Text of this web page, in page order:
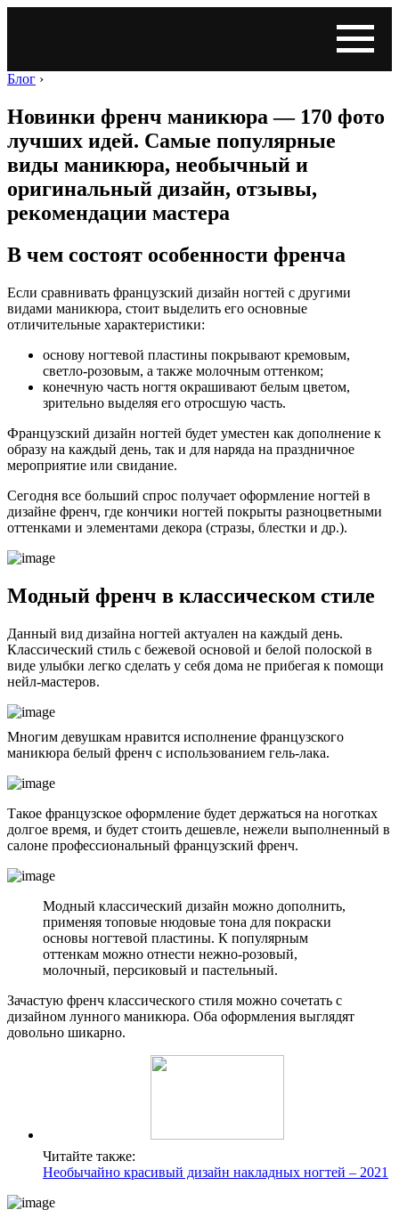
Блог ›
Новинки френч маникюра — 170 фото
лучших идей. Самые популярные
виды маникюра, необычный и
оригинальный дизайн, отзывы,
рекомендации мастера
В чем состоят особенности френча
Если сравнивать французский дизайн ногтей с другими
видами маникюра, стоит выделить его основные
отличительные характеристики:
основу ногтевой пластины покрывают кремовым,
светло-розовым, а также молочным оттенком;
конечную часть ногтя окрашивают белым цветом,
зрительно выделяя его отросшую часть.
Французский дизайн ногтей будет уместен как дополнение к
образу на каждый день, так и для наряда на праздничное
мероприятие или свидание.
Сегодня все больший спрос получает оформление ногтей в
дизайне френч, где кончики ногтей покрыты разноцветными
оттенками и элементами декора (стразы, блестки и др.).
Модный френч в классическом стиле
Данный вид дизайна ногтей актуален на каждый день.
Классический стиль с бежевой основой и белой полоской в
виде улыбки легко сделать у себя дома не прибегая к помощи
нейл-мастеров.
Многим девушкам нравится исполнение французского
маникюра белый френч с использованием гель-лака.
Такое французское оформление будет держаться на ноготках
долгое время, и будет стоить дешевле, нежели выполненный в
салоне профессиональный французский френч.
Модный классический дизайн можно дополнить,
применяя топовые нюдовые тона для покраски
основы ногтевой пластины. К популярным
оттенкам можно отнести нежно-розовый,
молочный, персиковый и пастельный.
Зачастую френч классического стиля можно сочетать с
дизайном лунного маникюра. Оба оформления выглядят
довольно шикарно.
Читайте также:
Необычайно красивый дизайн накладных ногтей – 2021